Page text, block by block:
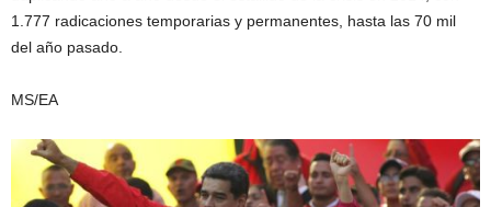
1.777 radicaciones temporarias y permanentes, hasta las 70 mil
del año pasado.
MS/EA